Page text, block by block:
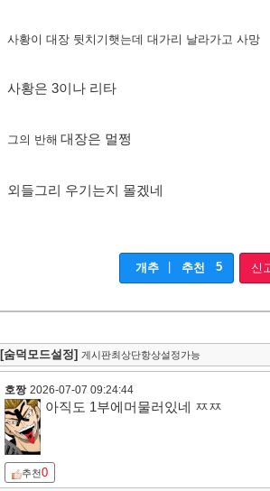
사황이 대장 뒷치기햇는데 대가리 날라가고 사망
사황은 3이나 리타
그의 반해 대장은 멀쩡
외들그리 우기는지 몰겠네
개추 추천 5 신
[숨덕모드설정] 게시판최상단항상설정가능
호짱 2026-07-07 09:24:44
아직도 1부에머물러있네 ㅉㅉ
추천0